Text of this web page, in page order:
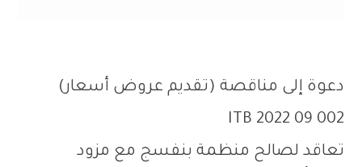
دعوة إلى مناقصة (تقديم عروض أسعار)
ITB 2022 09 002
تعاقد لصالح منظمة بنفسج مع مزود